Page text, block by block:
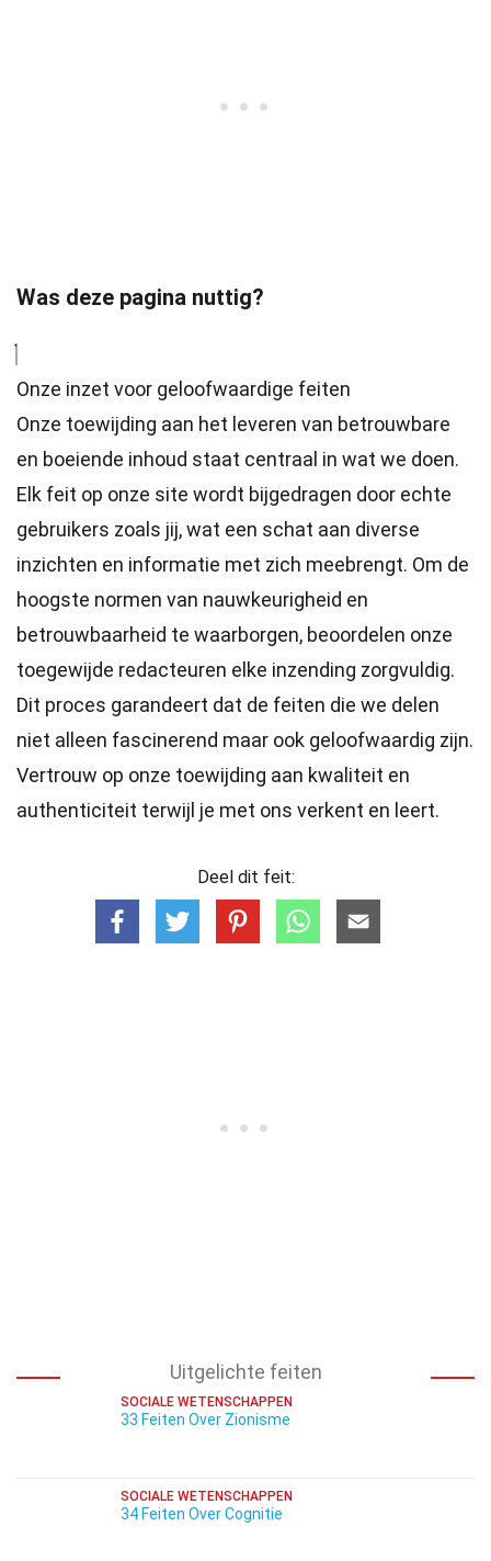
Was deze pagina nuttig?
Onze inzet voor geloofwaardige feiten
Onze toewijding aan het leveren van betrouwbare
en boeiende inhoud staat centraal in wat we doen.
Elk feit op onze site wordt bijgedragen door echte
gebruikers zoals jij, wat een schat aan diverse
inzichten en informatie met zich meebrengt. Om de
hoogste normen van nauwkeurigheid en
betrouwbaarheid te waarborgen, beoordelen onze
toegewijde redacteuren elke inzending zorgvuldig.
Dit proces garandeert dat de feiten die we delen
niet alleen fascinerend maar ook geloofwaardig zijn.
Vertrouw op onze toewijding aan kwaliteit en
authenticiteit terwijl je met ons verkent en leert.
Deel dit feit:
Uitgelichte feiten
SOCIALE WETENSCHAPPEN
33 Feiten Over Zionisme
SOCIALE WETENSCHAPPEN
34 Feiten Over Cognitie